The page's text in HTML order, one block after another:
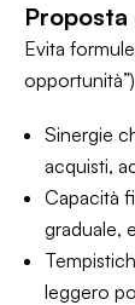
Evita
Sinergie
acquisti,
Capacità
graduale,
leggero